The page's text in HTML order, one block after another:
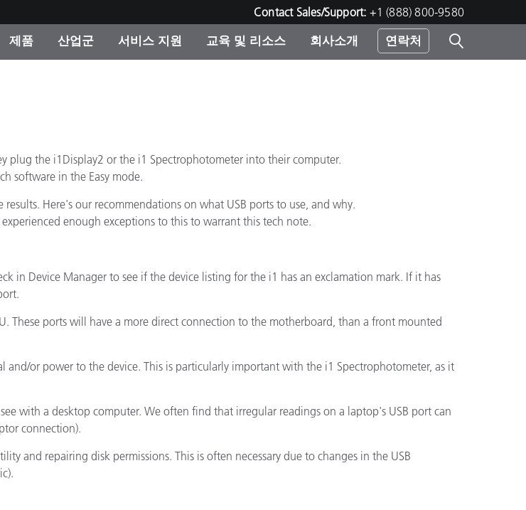
Contact Sales/Support: +1 (888) 800-9580
제품
산업군
소비재
생명과학
건축 자재
서비스 지원 교육 및 리소스
기타 리소스
회사소개 연락처
the i1Display2 or the i1 Spectrophotometer into their computer.
software in the Easy mode.
Here's our recommendations on what USB ports to use, and why.
enough exceptions to this to warrant this tech note.
in Device Manager to see if the device listing for the i1 has an exclamation mark. If it has
These ports will have a more direct connection to the motherboard, than a front mounted
and/or power to the device. This is particularly important with the i1 Spectrophotometer, as it
with a desktop computer. We often find that irregular readings on a laptop's USB port can
connection).
and repairing disk permissions. This is often necessary due to changes in the USB